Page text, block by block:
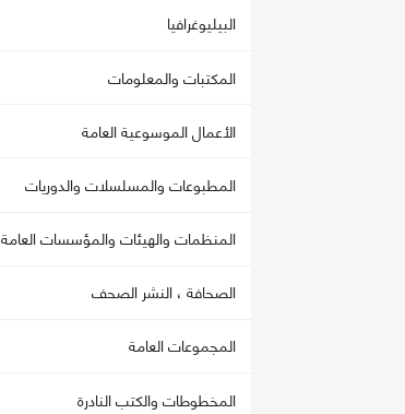
البيليوغرافيا
المكتبات والمعلومات
الأعمال الموسوعية العامة
المطبوعات والمسلسلات والدوريات
المنظمات والهيئات والمؤسسات العامة
الصحافة ، النشر الصحف
المجموعات العامة
المخطوطات والكتب النادرة